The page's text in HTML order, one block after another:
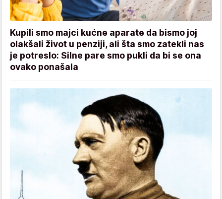
Kupili smo majci kućne aparate da bismo joj
olakšali život u penziji, ali šta smo zatekli nas
je potreslo: Silne pare smo pukli da bi se ona
ovako ponašala